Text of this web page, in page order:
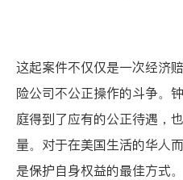
这起案件不仅仅是一次经济
险公司不公正操作的斗争。
庭得到了应有的公正待遇，
量。对于在美国生活的华人
是保护自身权益的最佳方式。